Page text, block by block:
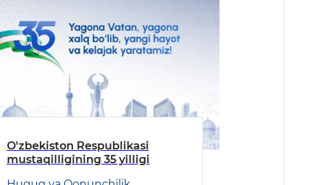
O'zbekiston Respublikasi
mustaqilligining 35 yilligi